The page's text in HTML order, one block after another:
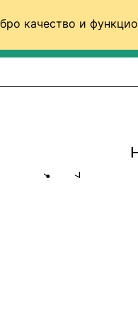
качество и